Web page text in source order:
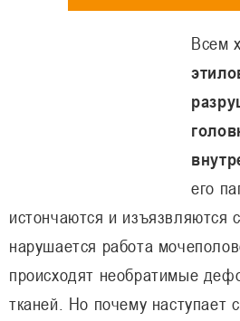
Всем
его
истончаются и изъязвляются
нарушается работа
происходят необратимые
тканей. Но почему наступает